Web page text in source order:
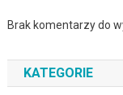
Brak komentarzy do
KATEGORIE